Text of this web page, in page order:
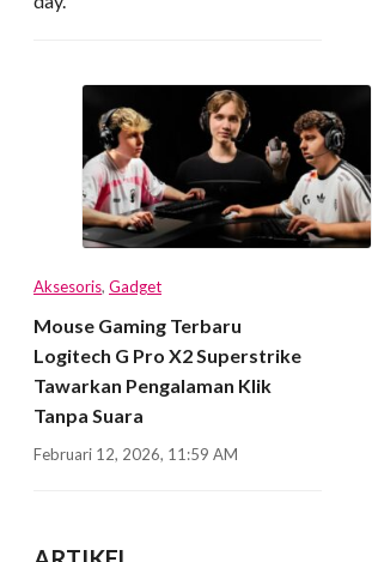
Aksesoris, Gadget
Mouse Gaming Terbaru
Logitech G Pro X2 Superstrike
Tawarkan Pengalaman Klik
Tanpa Suara
Februari 12, 2026, 11:59 AM